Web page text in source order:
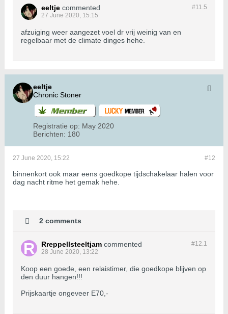
#11.5
eeltje commented
27 June 2020, 15:15
afzuiging weer aangezet voel dr vrij weinig van en
regelbaar met de climate dinges hehe.
eeltje
Chronic Stoner
Registratie op: May 2020
Berichten: 180
#12
27 June 2020, 15:22
binnenkort ook maar eens goedkope tijdschakelaar halen voor
dag nacht ritme het gemak hehe.
2 comments
#12.1
Rreppellsteeltjam commented
28 June 2020, 13:22
Koop een goede, een relaistimer, die goedkope blijven op
den duur hangen!!!
Prijskaartje ongeveer E70,-